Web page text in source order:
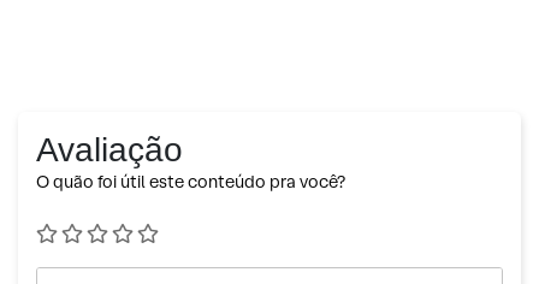
Avaliação
O quão foi útil este conteúdo pra você?